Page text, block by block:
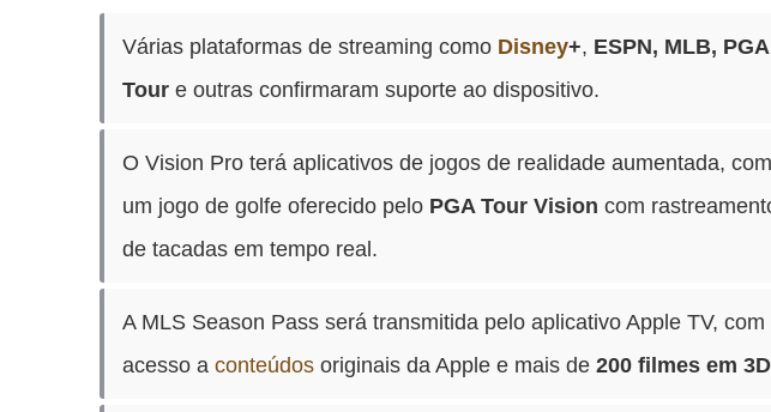
Várias plataformas de streaming como Disney+, ESPN, MLB, PGA
Tour e outras confirmaram suporte ao dispositivo.
O Vision Pro terá aplicativos de jogos de realidade aumentada,
um jogo de golfe oferecido pelo PGA Tour Vision com
de tacadas em tempo real.
A MLS Season Pass será transmitida pelo aplicativo Apple TV, com
acesso aconteúdos originais da Apple e mais de200 filmes em 3D